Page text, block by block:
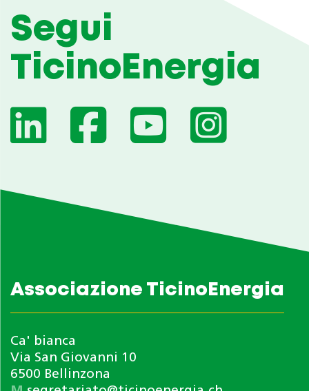
Segui
TicinoEnergia
Associazione TicinoEnergia
Ca' bianca
Via San Giovanni 10
6500 Bellinzona